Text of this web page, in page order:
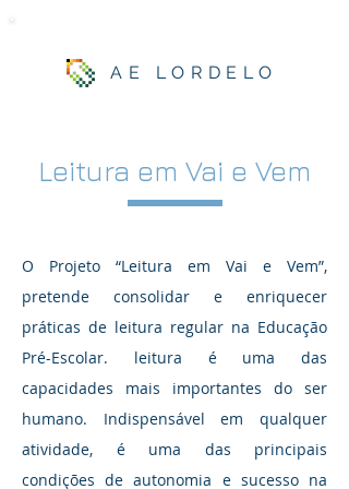
AE LORDELO
Leitura em Vai e Vem
O Projeto “Leitura em Vai e Vem”,
pretende consolidar e enriquecer
práticas de leitura regular na Educação
Pré-Escolar. leitura é uma das
capacidades mais importantes do ser
humano. Indispensável em qualquer
atividade, é uma das principais
condições de autonomia e sucesso na